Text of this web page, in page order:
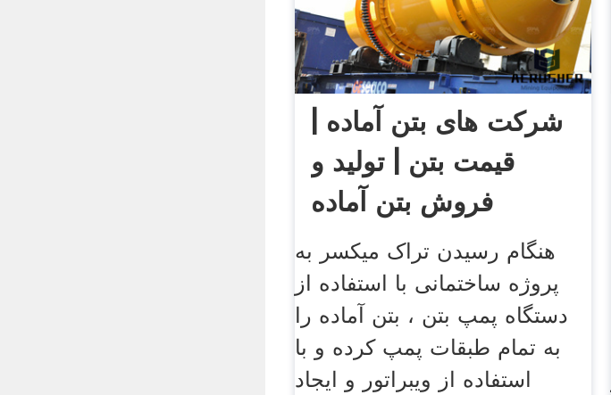
شرکت های بتن آماده |
قیمت بتن | تولید و
فروش بتن آماده
هنگام رسیدن تراک میکسر به
پروژه ساختمانی با استفاده از
دستگاه پمپ بتن ، بتن آماده را
به تمام طبقات پمپ کرده و با
استفاده از ویبراتور و ایجاد